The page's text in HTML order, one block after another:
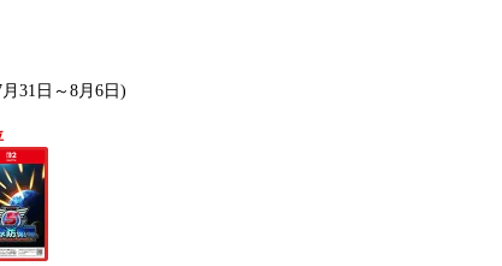
31日～8月6日)